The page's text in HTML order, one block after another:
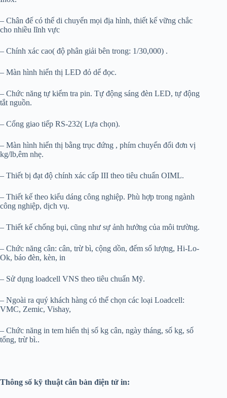
– Chân đế có thể di chuyển mọi địa hình, thiết kế vững chắc
cho nhiều lĩnh vực
– Chính xác cao( độ phân giải bên trong: 1/30,000) .
– Màn hình hiển thị LED đỏ dể đọc.
– Chức năng tự kiểm tra pin. Tự động sáng đèn LED, tự động
tắt nguồn.
– Cổng giao tiếp RS-232( Lựa chọn).
– Màn hình hiển thị bằng trục đứng , phím chuyển đổi đơn vị
kg/lb,êm nhẹ.
– Thiết bị đạt độ chính xác cấp III theo tiêu chuẩn OIML.
– Thiết kế theo kiểu dáng công nghiệp. Phù hợp trong ngành
công nghiệp, dịch vụ.
– Thiết kế chống bụi, cũng như sự ảnh hưởng của môi trường.
– Chức năng cân: cân, trừ bì, cộng dồn, đếm số lượng, Hi-Lo-
Ok, báo đèn, kèn, in
– Sử dụng loadcell VNS theo tiêu chuẩn Mỹ.
– Ngoài ra quý khách hàng có thể chọn các loại Loadcell:
VMC, Zemic, Vishay,
– Chức năng in tem hiển thị số kg cân, ngày tháng, số kg, số
tổng, trừ bì..
Thông số kỹ thuật cân bàn điện tử in: